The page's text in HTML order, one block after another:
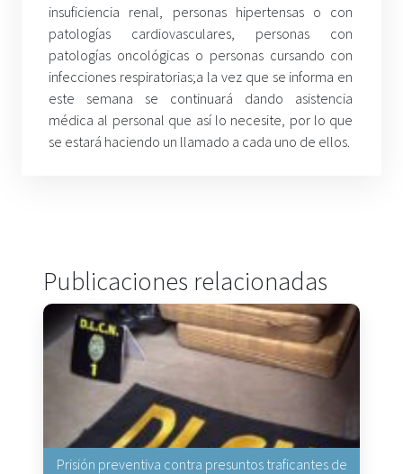
insuficiencia renal, personas hipertensas o con
patologías cardiovasculares, personas con
patologías oncológicas o personas cursando con
infecciones respiratorias;a la vez que se informa en
este semana se continuará dando asistencia
médica al personal que así lo necesite, por lo que
se estará haciendo un llamado a cada uno de ellos.
Publicaciones relacionadas
Prisión preventiva contra presuntos traficantes de